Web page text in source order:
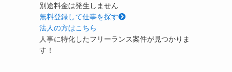
別途料金は発生しません
無料登録して仕事を探す
法人の方はこちら
人事に特化したフリーランス案件が見つかりま
す！